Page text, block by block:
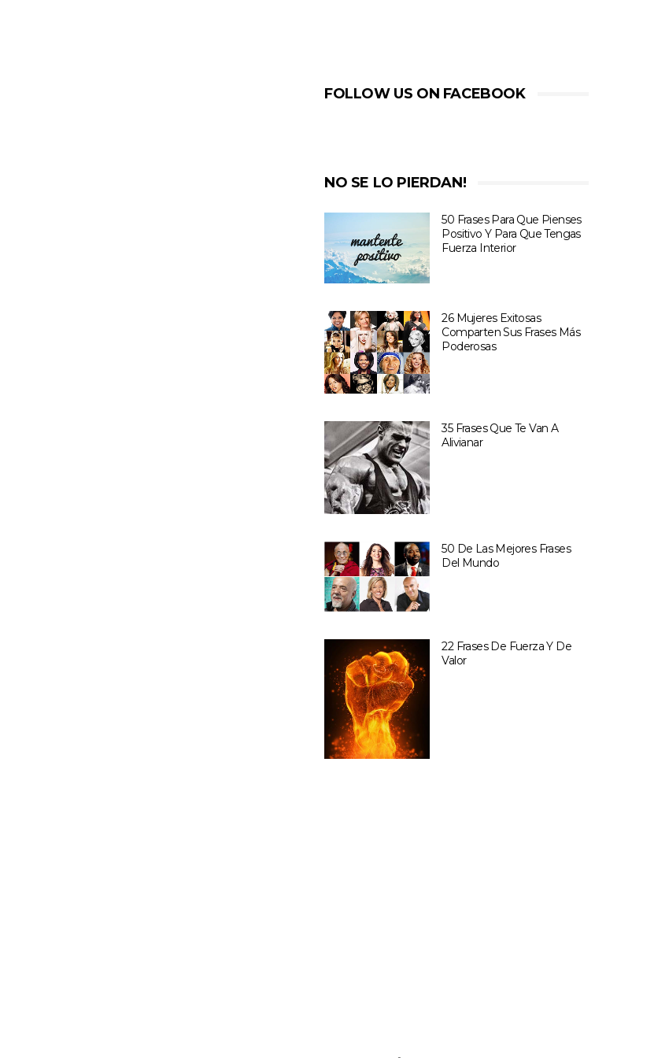
FOLLOW US ON FACEBOOK
NO SE LO PIERDAN!
50 Frases Para Que Pienses
Positivo Y Para Que Tengas
Fuerza Interior
26 Mujeres Exitosas
Comparten Sus Frases Más
Poderosas
35 Frases Que Te Van A
Alivianar
50 De Las Mejores Frases
Del Mundo
22 Frases De Fuerza Y De
Valor